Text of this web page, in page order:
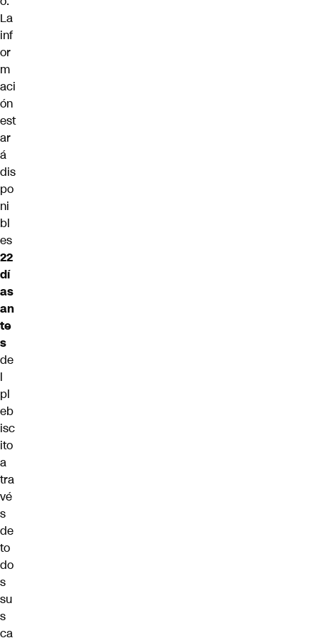
La
inf
or
m
aci
ón
est
ar
á
dis
po
ni
bl
es
22
dí
as
an
te
s
de
l
pl
eb
isc
ito
a
tra
vé
s
de
to
do
s
su
s
ca